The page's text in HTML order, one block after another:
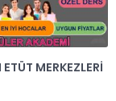
HIZLI OKUMA